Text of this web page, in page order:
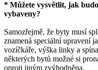
* Můžete vysvětlit, jak
vybaveny?
Samozřejmě, že byty musí
znamená speciální upravení
vozíčkáře, výška linky a
některých bytů možné si
oproti jiným zvýhodněna.